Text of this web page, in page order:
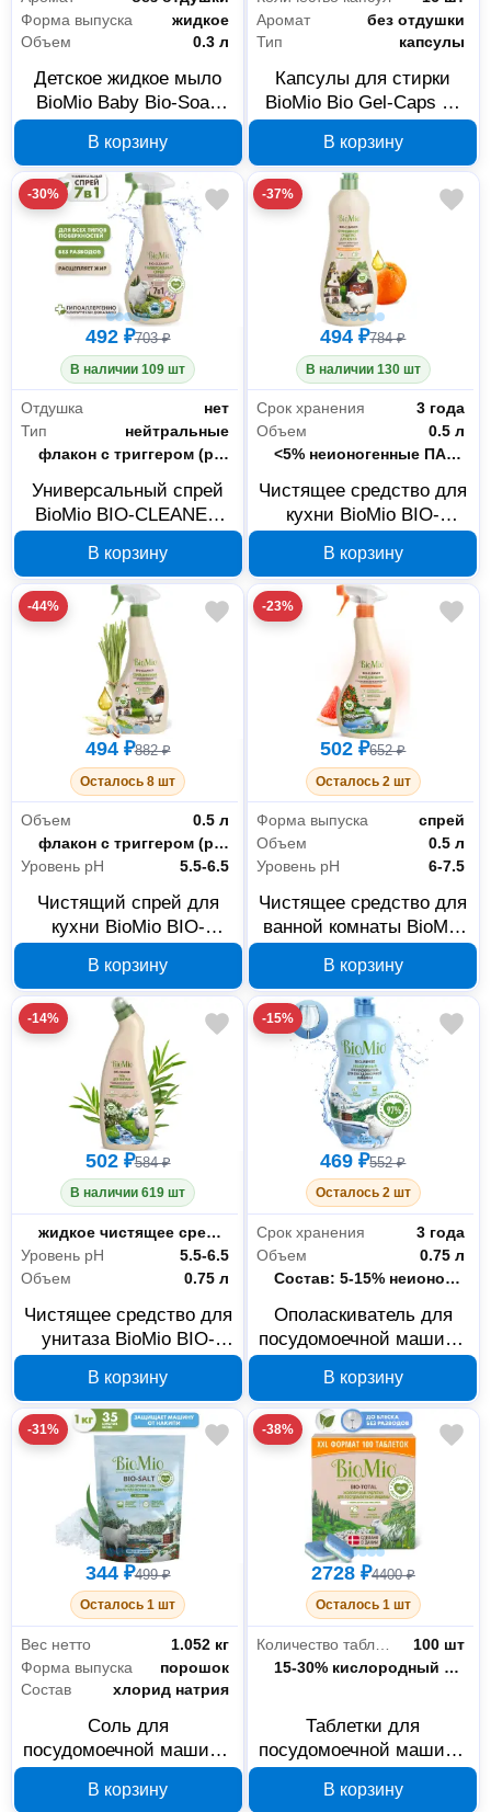
Форма выпуска
жидкое
Объем
0.3 л
Детское жидкое мыло
BioMio Baby Bio-Soap
В корзину
Аромат
без отдушки
Тип
капсулы
Капсулы для стирки
BioMio Bio Gel-Caps 16
В корзину
-30%
492 ₽703 ₽
В наличии 109 шт
Отдушка
нет
Тип
нейтральные
Форма выпуска
флакон с триггером (распылителем)
Универсальный спрей
BioMio BIO-CLEANER
В корзину
-37%
494 ₽784 ₽
В наличии 130 шт
Срок хранения
3 года
Объем
0.5 л
Состав
<5% неионогенные ПАВx, анионные ПАВx, натуральная отдушка на основе эфирного масла апельсинаx, консервант, экстракт хлопкаx, цитрат серебраx, лимоненx. xнатуральное происхождение
Чистящее средство для
кухни BioMio BIO-
506.04145.0101
В корзину
-44%
494 ₽882 ₽
Осталось 8 шт
Объем
0.5 л
Форма выпуска
флакон с триггером (распылителем)
Уровень рН
5.5-6.5
Чистящий спрей для
кухни BioMio BIO-
506.04144.0101
В корзину
-23%
502 ₽652 ₽
Осталось 2 шт
Форма выпуска
спрей
Объем
0.5 л
Уровень рН
6-7.5
Чистящее средство для
ванной комнаты BioMio
CLEANER
506.04148.0101
В корзину
-14%
502 ₽584 ₽
В наличии 619 шт
Форма выпуска
жидкое чистящее средство(утенок)
Уровень рН
5.5-6.5
Объем
0.75 л
Чистящее средство для
унитаза BioMio BIO-
506.04151.0101
В корзину
-15%
469 ₽552 ₽
Осталось 2 шт
Срок хранения
3 года
Объем
0.75 л
Состав
Состав: 5-15% неионогенные ПАВx, органические кислотыx; <5% цитрат серебраx. xнатуральное происхождение
Ополаскиватель для
посудомоечной машины
510.04235.0101
В корзину
-31%
344 ₽499 ₽
Осталось 1 шт
Вес нетто
1.052 кг
Форма выпуска
порошок
Состав
хлорид натрия
Соль для
посудомоечной машины
510.04162.0101
В корзину
-38%
2728 ₽4400 ₽
Осталось 1 шт
Количество таблеток в упаковке
100 шт
Состав
15-30% кислородный отбеливающий агент; ˂ 5% поликарбоксилаты, неионогенные ПАВ, натуральная отдушка – эфирное масло эвкалипта, энзимы, лимонен.
Таблетки для
посудомоечной машины
Эвкалипт 100 шт
В корзину